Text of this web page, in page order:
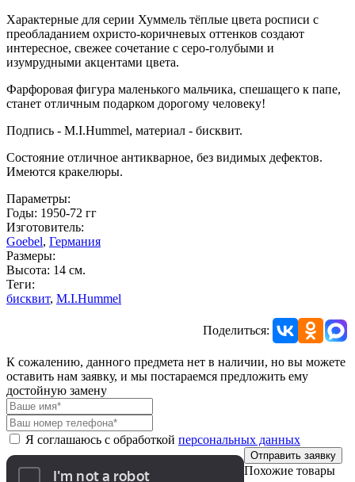
Характерные для серии Хуммель тёплые цвета росписи с
преобладанием охристо-коричневых оттенков создают
интересное, свежее сочетание с серо-голубыми и
изумрудными акцентами цвета.
Фарфоровая фигура маленького мальчика, спешащего к папе,
станет отличным подарком дорогому человеку!
Подпись - M.I.Hummel, материал - бисквит.
Состояние отличное антикварное, без видимых дефектов.
Имеются кракелюры.
Параметры:
Годы: 1950-72 гг
Изготовитель:
Goebel, Германия
Размеры:
Высота: 14 см.
Теги:
бисквит, M.I.Hummel
Поделиться:
К сожалению, данного предмета нет в наличии, но вы можете
оставить нам заявку, и мы постараемся предложить ему
достойную замену
Я соглашаюсь с обработкой персональных данных
Отправить заявку
Похожие товары